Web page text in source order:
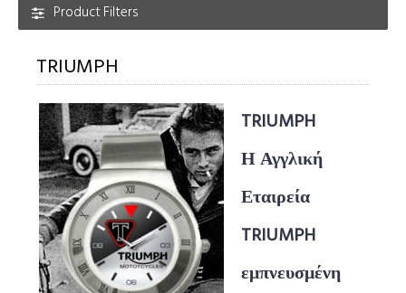
Product Filters
TRIUMPH
TRIUMPH
Η Αγγλική
Εταιρεία
TRIUMPH
εμπνευσμένη